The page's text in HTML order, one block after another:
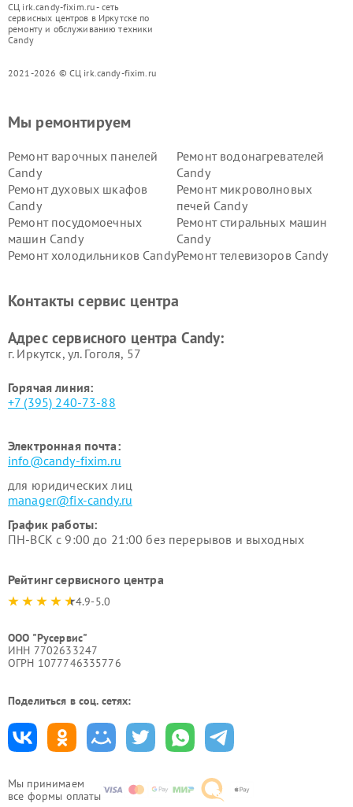
СЦ irk.candy-fixim.ru - сеть
сервисных центров в Иркутске по
ремонту и обслуживанию техники
Candy
2021-2026 © СЦ irk.candy-fixim.ru
Мы принимаем
все формы оплаты
Мы ремонтируем
Ремонт варочных панелей
Candy
Ремонт водонагревателей
Candy
Ремонт духовых шкафов
Candy
Ремонт микроволновых
печей Candy
Ремонт посудомоечных
машин Candy
Ремонт стиральных машин
Candy
Ремонт холодильников CandyРемонт телевизоров Candy
Контакты сервис центра
Адрес сервисного центра Candy:
г. Иркутск, ул. ​Гоголя, 57
Горячая линия:
+7 (395) 240-73-88
Электронная почта:
info@candy-fixim.ru
для юридических лиц
manager@fix-candy.ru
График работы:
ПН-ВСК с 9:00 до 21:00 без перерывов и выходных
Рейтинг сервисного центра
4.9-5.0
ООО "Русервис"
ИНН 7702633247
ОГРН 1077746335776
Поделиться в соц. сетях: